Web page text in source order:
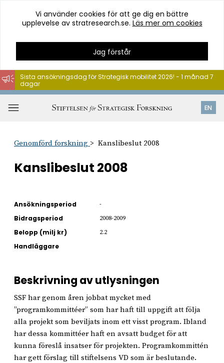
Hoppa
till
innehåll
Vi använder cookies för att ge dig en bättre
upplevelse av stratresearch.se. Läs mer om cookies
Jag förstår
EN
Sista ansökningsdag för Strategisk mobilitet 2026! - 1 månad 7
dagar
Genomförd forskning Kanslibeslut 2008
Kanslibeslut 2008
Ansökningsperiod -
Bidragsperiod 2008-2009
Belopp (milj kr) 2.2
Handläggare
Beskrivning av utlysningen
SSF har genom åren jobbat mycket med
”programkommittéer” som har haft till uppgift att följa
alla projekt som beviljats inom ett visst program. Ibland
har dessa kommittéer haft en avsatt budget för att
kunna föreslå insatser för projekten. Programkommittén
har gett förslag till stiftelsens VD som är beslutande.